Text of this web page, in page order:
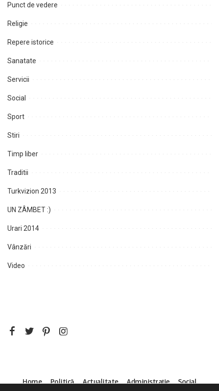
Punct de vedere
Religie
Repere istorice
Sanatate
Servicii
Social
Sport
Stiri
Timp liber
Traditii
Turkvizion 2013
UN ZÂMBET :)
Urari 2014
Vânzări
Video
Home Politică Actualitate Administrație
Social